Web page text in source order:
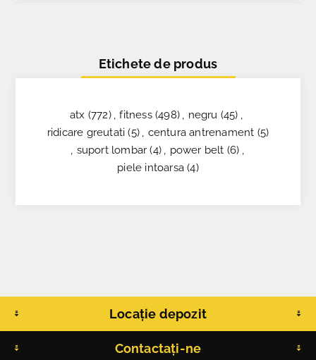
Etichete de produs
atx (772) , fitness (498) , negru (45) ,
ridicare greutati (5) , centura antrenament (5)
, suport lombar (4) , power belt (6) ,
piele intoarsa (4)
Locație depozit
Contactați-ne